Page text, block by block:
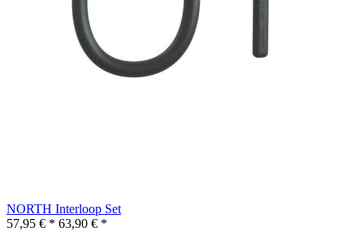
NORTH Interloop Set
57,95 € * 63,90 € *